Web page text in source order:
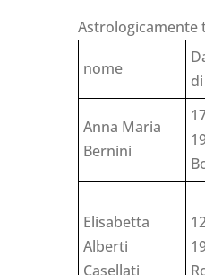
Astrologicamente
nome
Anna Maria
Bernini
Elisabetta
Alberti
Casellati